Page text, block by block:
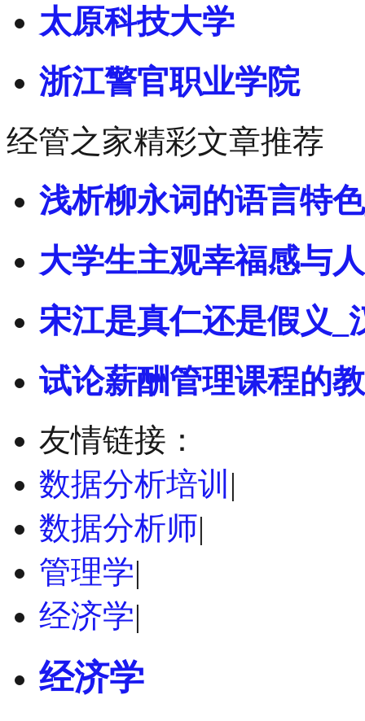
太原科技大学
浙江警官职业学院
经管之家精彩文章推荐
浅析柳永词的语言特
大学生主观幸福感与
宋江是真仁还是假义_
试论薪酬管理课程的
友情链接：
数据分析培训 |
数据分析师|
管理学|
经济学|
经济学